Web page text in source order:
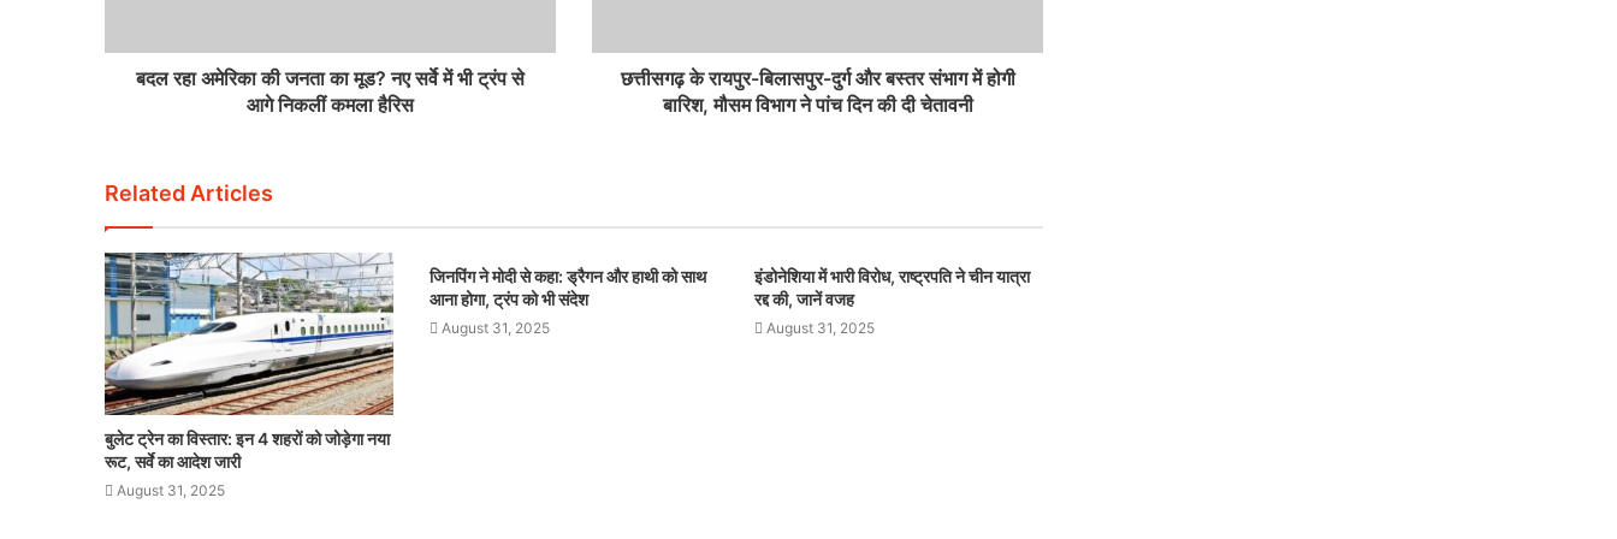
बदल रहा अमेरिका की जनता का मूड? नए सर्वे में भी ट्रंप से
आगे निकलीं कमला हैरिस
छत्तीसगढ़ के रायपुर-बिलासपुर-दुर्ग और बस्तर संभाग में होगी
बारिश, मौसम विभाग ने पांच दिन की दी चेतावनी
Related Articles
बुलेट ट्रेन का विस्तार: इन 4 शहरों को जोड़ेगा नया
रूट, सर्वे का आदेश जारी
August 31, 2025
जिनपिंग ने मोदी से कहा: ड्रैगन और हाथी को साथ
आना होगा, ट्रंप को भी संदेश
August 31, 2025
इंडोनेशिया में भारी विरोध, राष्ट्रपति ने चीन यात्रा
रद्द की, जानें वजह
August 31, 2025